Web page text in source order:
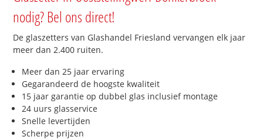
nodig? Bel ons direct!
De glaszetters van Glashandel Friesland vervangen elk jaar
meer dan 2.400 ruiten.
Meer dan 25 jaar ervaring
Gegarandeerd de hoogste kwaliteit
15 jaar garantie op dubbel glas inclusief montage
24 uurs glasservice
Snelle levertijden
Scherpe prijzen